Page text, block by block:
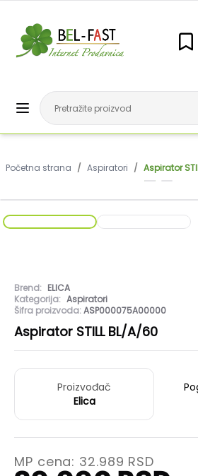
Početna strana / Aspiratori / Aspirator
Brend: ELICA
Kategorija: Aspiratori
Šifra proizvoda:ASP000075A00000
Aspirator STILL BL/A/60
Proizvođač
Elica
MP cena: 32.989 RSD